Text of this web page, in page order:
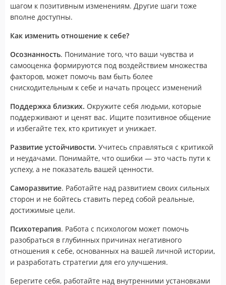
шагом к позитивным изменениям. Другие шаги тоже
вполне доступны.
Как изменить отношение к себе?
Осознанность. Понимание того, что ваши чувства и
самооценка формируются под воздействием множества
факторов, может помочь вам быть более
снисходительным к себе и начать процесс изменений
Поддержка близких. Окружите себя людьми, которые
поддерживают и ценят вас. Ищите позитивное общение
и избегайте тех, кто критикует и унижает.
Развитие устойчивости. Учитесь справляться с критикой
и неудачами. Понимайте, что ошибки — это часть пути к
успеху, а не показатель вашей ценности.
Саморазвитие. Работайте над развитием своих сильных
сторон и не бойтесь ставить перед собой реальные,
достижимые цели.
Психотерапия. Работа с психологом может помочь
разобраться в глубинных причинах негативного
отношения к себе, основанных на вашей личной истории,
и разработать стратегии для его улучшения.
Берегите себя, работайте над внутренними установками